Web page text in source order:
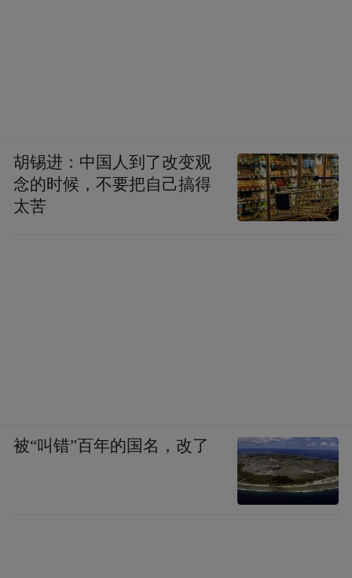
胡锡进：中国人到了改变观
念的时候，不要把自己搞得
太苦
被“叫错”百年的国名，改了